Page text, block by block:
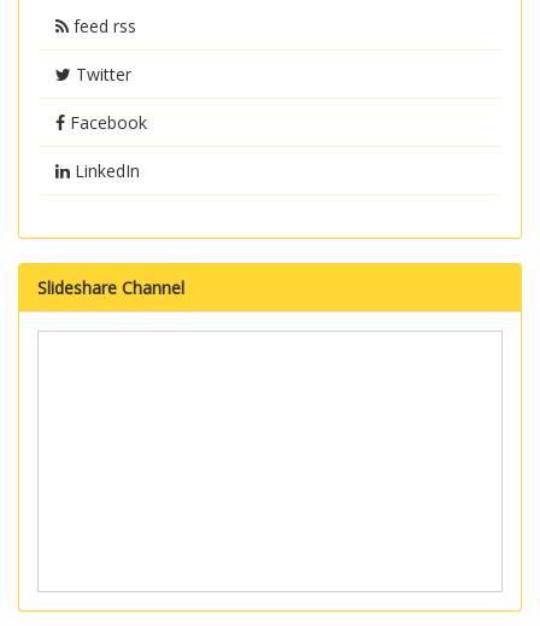
feed rss
Twitter
Facebook
LinkedIn
Slideshare Channel